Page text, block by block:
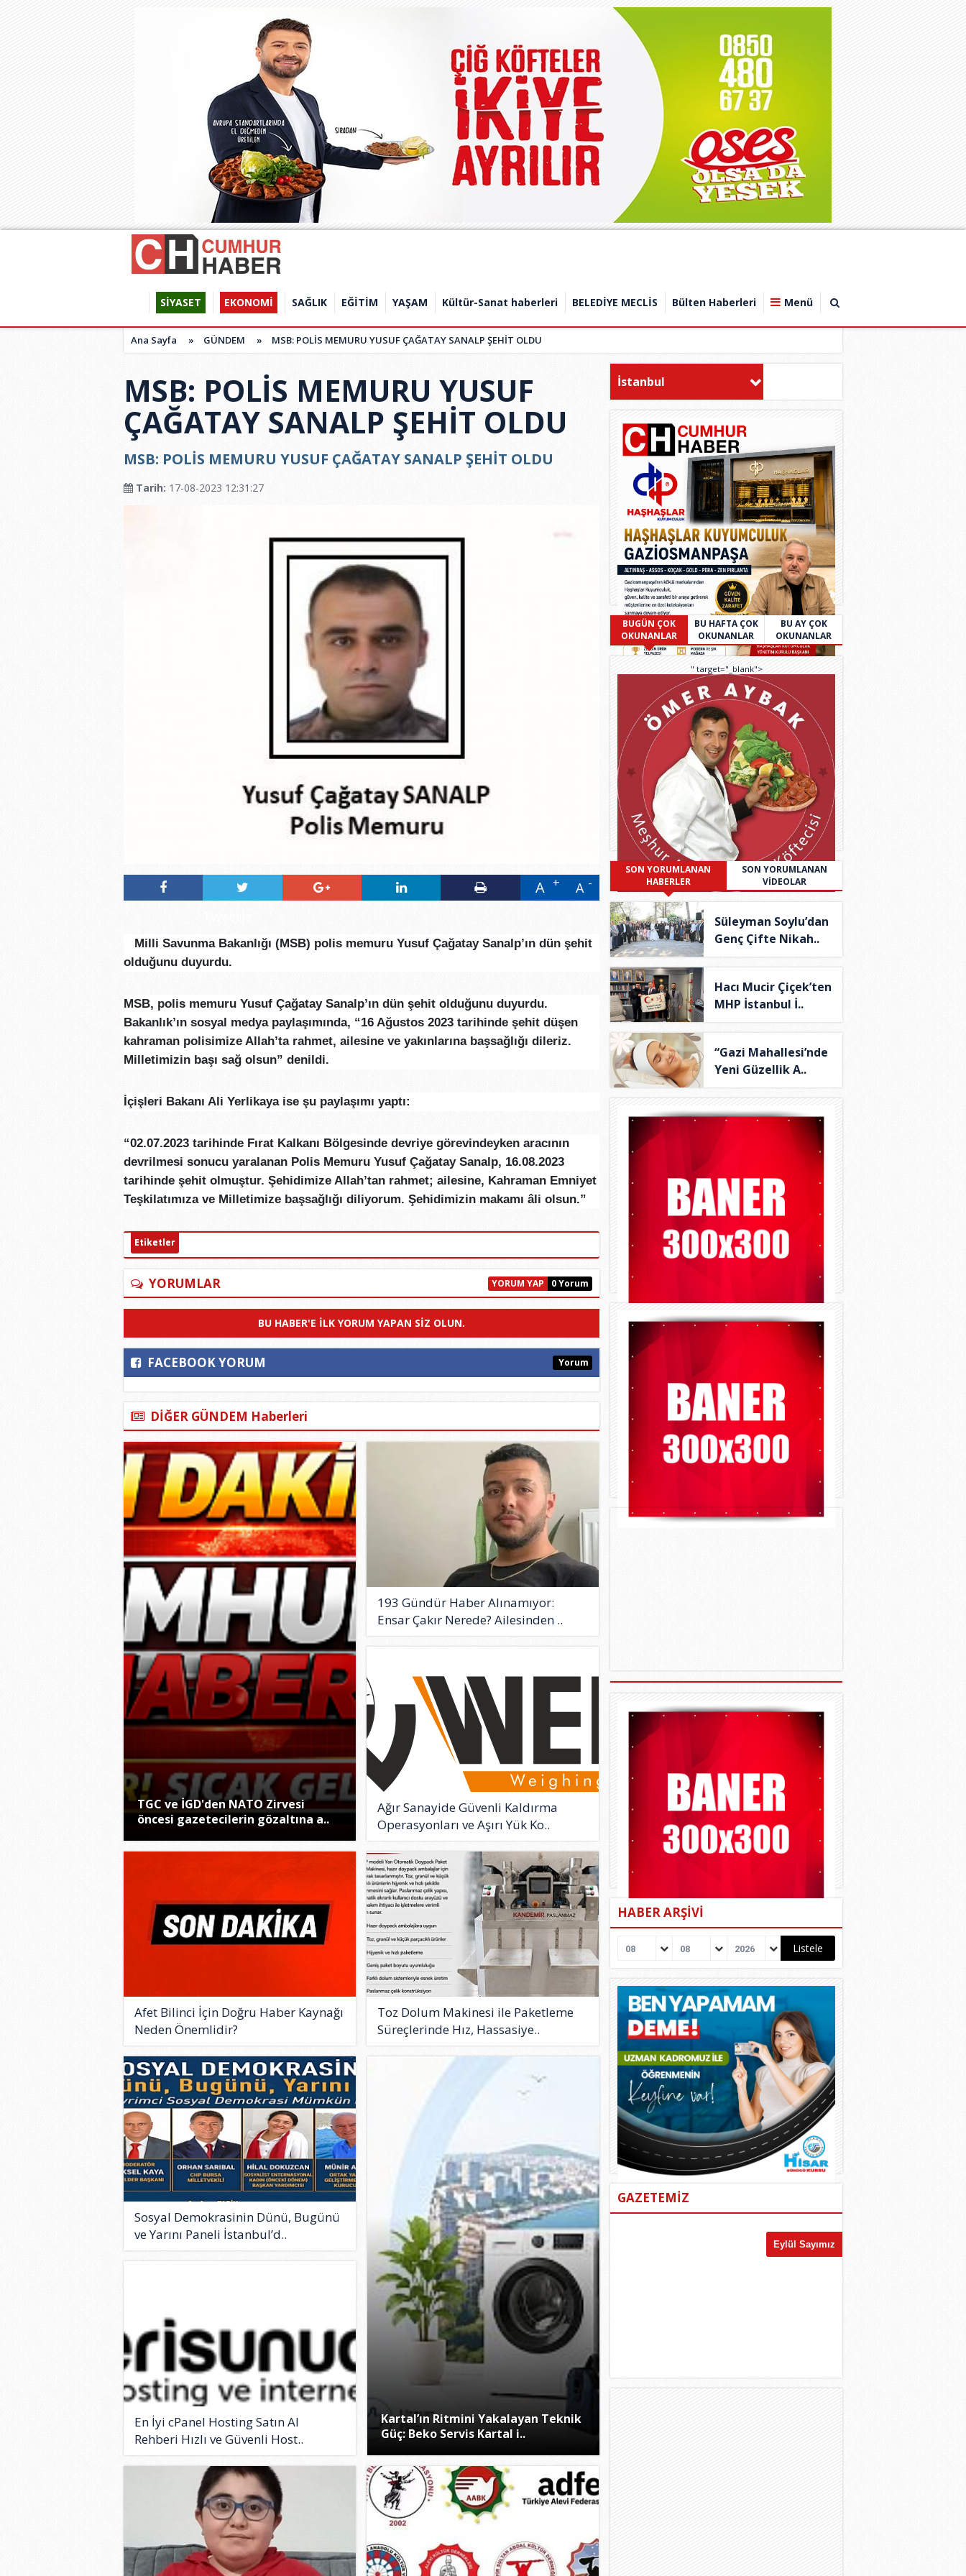
SİYASET EKONOMİ SAĞLIK EĞİTİM YAŞAM Kültür-Sanat haberleri BELEDİYE MECLİS Bülten Haberleri Menü
Ana Sayfa » GÜNDEM » MSB: POLİS MEMURU YUSUF ÇAĞATAY SANALP ŞEHİT OLDU
MSB: POLİS MEMURU YUSUF
ÇAĞATAY SANALP ŞEHİT OLDU
MSB: POLİS MEMURU YUSUF ÇAĞATAY SANALP ŞEHİT OLDU
Tarih: 17-08-2023 12:31:27
A A
Milli Savunma Bakanlığı (MSB) polis memuru Yusuf Çağatay Sanalp’ın dün şehit
olduğunu duyurdu.
MSB, polis memuru Yusuf Çağatay Sanalp’ın dün şehit olduğunu duyurdu.
Bakanlık’ın sosyal medya paylaşımında, “16 Ağustos 2023 tarihinde şehit düşen
kahraman polisimize Allah’ta rahmet, ailesine ve yakınlarına başsağlığı dileriz.
Milletimizin başı sağ olsun” denildi.
İçişleri Bakanı Ali Yerlikaya ise şu paylaşımı yaptı:
“02.07.2023 tarihinde Fırat Kalkanı Bölgesinde devriye görevindeyken aracının
devrilmesi sonucu yaralanan Polis Memuru Yusuf Çağatay Sanalp, 16.08.2023
tarihinde şehit olmuştur. Şehidimize Allah’tan rahmet; ailesine, Kahraman Emniyet
Teşkilatımıza ve Milletimize başsağlığı diliyorum. Şehidimizin makamı âli olsun.”
Etiketler
YORUMLAR 0 Yorum
YORUM YAP
BU HABER'E ILK YORUM YAPAN SIZ OLUN.
FACEBOOK YORUM Yorum
DİĞER GÜNDEM Haberleri
TGC ve İGD'den NATO Zirvesi
öncesi gazetecilerin gözaltına a..
193 Gündür Haber Alınamıyor:
Ensar Çakır Nerede? Ailesinden ..
Ağır Sanayide Güvenli Kaldırma
Operasyonları ve Aşırı Yük Ko..
Afet Bilinci İçin Doğru Haber Kaynağı
Neden Önemlidir?
Toz Dolum Makinesi ile Paketleme
Süreçlerinde Hız, Hassasiye..
Kartal’ın Ritmini Yakalayan Teknik
Güç: Beko Servis Kartal i..
Sosyal Demokrasinin Dünü, Bugünü
ve Yarını Paneli İstanbul’d..
En İyi cPanel Hosting Satın Al
Rehberi Hızlı ve Güvenli Host..
İstanbul
BUGÜN ÇOK
OKUNANLAR
BU HAFTA ÇOK
OKUNANLAR
BU AY ÇOK
OKUNANLAR
" target="_blank">
SON YORUMLANAN
HABERLER
SON YORUMLANAN
VİDEOLAR
Süleyman Soylu’dan
Genç Çifte Nikah..
Hacı Mucir Çiçek’ten
MHP İstanbul İ..
“Gazi Mahallesi’nde
Yeni Güzellik A..
HABER ARŞİVİ
08 08 2026
GAZETEMİZ